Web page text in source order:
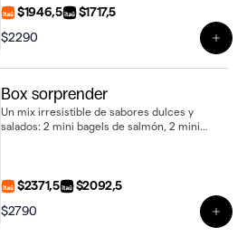
$1946,5
$1717,5
$2290
Ver
Box sorprender
Un mix irresistible de sabores dulces y
salados: 2 mini bagels de salmón, 2 mini
tomate, huevo duro y mayonesa, 2 mini
scones de queso, 2 bollos, 2 mini tartaletas de
limón y merengue, 2 budincitos de limón y
$2371,5
$2092,5
$2790
Ver